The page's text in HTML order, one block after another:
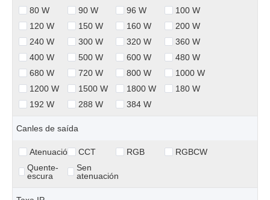
80 W
90 W 96 W
100 W
120 W
150 W 160 W
200 W
240 W
300 W 320 W
360 W
400 W
500 W 600 W
480 W
680 W
720 W 800 W
1000 W
1200 W
1500 W 1800 W
180 W
192 W
288 W 384 W
Canles de saída
Atenuación CCT RGB
RGBCW
Quente-
escura
Sen
atenuación